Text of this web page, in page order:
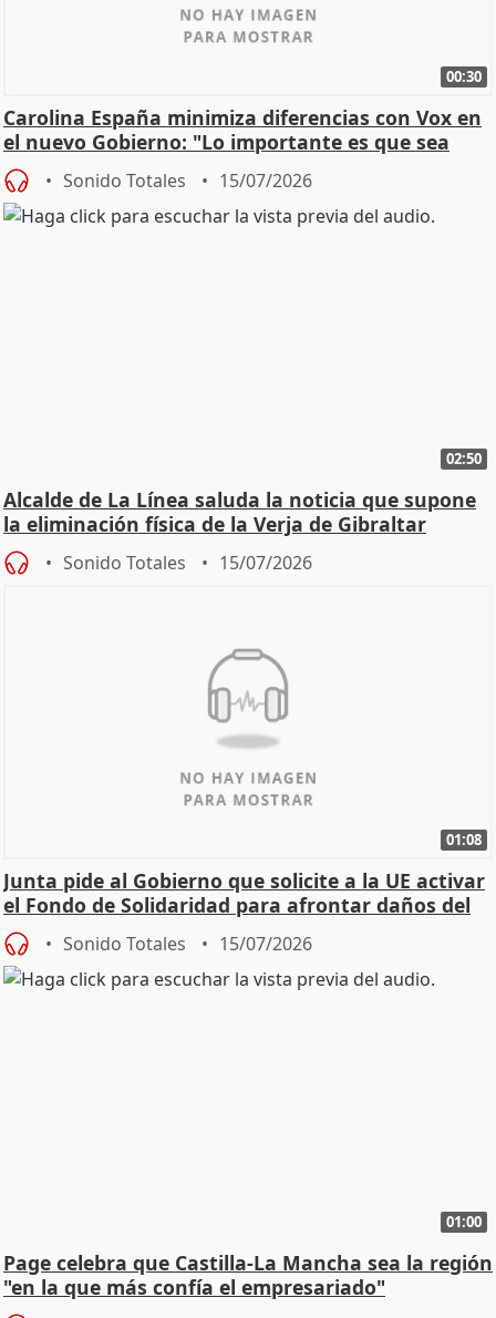
00:30
Carolina España minimiza diferencias con Vox en
el nuevo Gobierno: "Lo importante es que sea
una leg
Sonido Totales 15/07/2026
02:50
Alcalde de La Línea saluda la noticia que supone
la eliminación física de la Verja de Gibraltar
Sonido Totales 15/07/2026
01:08
Junta pide al Gobierno que solicite a la UE activar
el Fondo de Solidaridad para afrontar daños del
Sonido Totales 15/07/2026
01:00
Page celebra que Castilla-La Mancha sea la región
"en la que más confía el empresariado"